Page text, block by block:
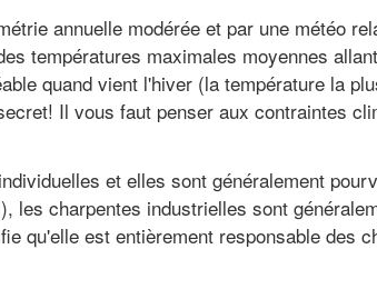
annuelle modérée et par une météo
températures maximales moyennes
quand vient l'hiver (la température la
Il vous faut penser aux contraintes
et elles sont généralement
charpentes industrielles sont
qu'elle est entièrement responsable des